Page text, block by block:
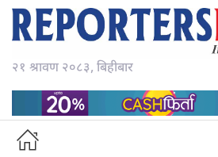
२१ श्रावण २०८३, बिहीबार